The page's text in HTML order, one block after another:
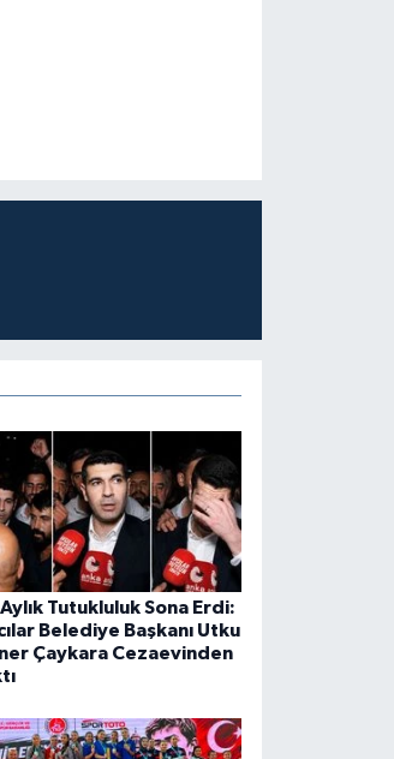
Tutukluluk Sona Erdi:
Belediye Başkanı Utku
Çaykara Cezaevinden